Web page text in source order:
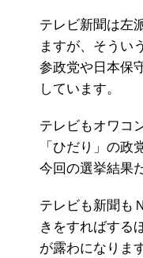
テレビ新聞は左
ますが、そうい
参政党や日本保
しています。
テレビもオワコ
「ひだり」の政
今回の選挙結果
テレビも新聞も
きをすればする
が露わになります